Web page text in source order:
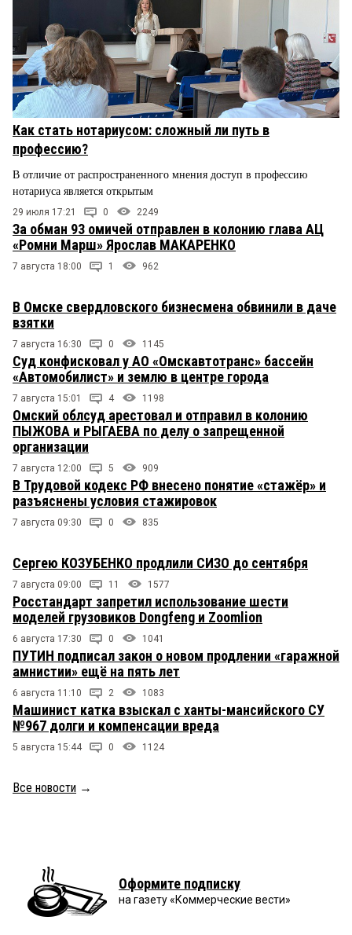
Как стать нотариусом: сложный ли путь в
профессию?
В отличие от распространенного мнения доступ в профессию
нотариуса является открытым
29 июля 17:21 0 2249
За обман 93 омичей отправлен в колонию глава АЦ
«Ромни Марш» Ярослав МАКАРЕНКО
7 августа 18:00 1 962
В Омске свердловского бизнесмена обвинили в даче
взятки
7 августа 16:30 0 1145
Суд конфисковал у АО «Омскавтотранс» бассейн
«Автомобилист» и землю в центре города
7 августа 15:01 4 1198
Омский облсуд арестовал и отправил в колонию
ПЫЖОВА и РЫГАЕВА по делу о запрещенной
организации
7 августа 12:00 5 909
В Трудовой кодекс РФ внесено понятие «стажёр» и
разъяснены условия стажировок
7 августа 09:30 0 835
Сергею КОЗУБЕНКО продлили СИЗО до сентября
7 августа 09:00 11 1577
Росстандарт запретил использование шести
моделей грузовиков Dongfeng и Zoomlion
6 августа 17:30 0 1041
ПУТИН подписал закон о новом продлении «гаражной
амнистии» ещё на пять лет
6 августа 11:10 2 1083
Машинист катка взыскал с ханты-мансийского СУ
№967 долги и компенсации вреда
5 августа 15:44 0 1124
Все новости →
Оформите подписку
на газету «Коммерческие вести»